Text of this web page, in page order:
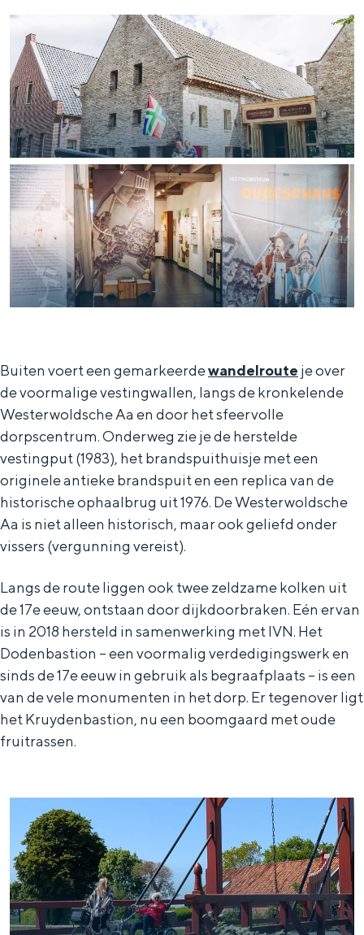
Waddenkust
Natuurgebieden
WAT TE DOEN
Bijzonder overnachten
van een molen tot overnachten in een
iglo van stro: Groningen biedt voor ieder
wat wils.
Fietsen
Wandelen
Eten & drinken
Winkelen
Overnachten
Theater, muziek en musea
REISIDEEËN
Een week in Stad en Ommeland
Een dag op pad in Groningen stad
Dagtripjes zonder auto
Buiten voert een gemarkeerdewandelroute je over
de voormalige vestingwallen, langs de kronkelende
Westerwoldsche Aa en door het sfeervolle
dorpscentrum. Onderweg zie je de herstelde
vestingput (1983), het brandspuithuisje met een
originele antieke brandspuit en een replica van de
historische ophaalbrug uit 1976. De Westerwoldsche
Aa is niet alleen historisch, maar ook geliefd onder
vissers (vergunning vereist).
Langs de route liggen ook twee zeldzame kolken uit
de 17e eeuw, ontstaan door dijkdoorbraken. Eén ervan
is in 2018 hersteld in samenwerking met IVN. Het
Dodenbastion – een voormalig verdedigingswerk en
sinds de 17e eeuw in gebruik als begraafplaats – is een
van de vele monumenten in het dorp. Er tegenover ligt
het Kruydenbastion, nu een boomgaard met oude
fruitrassen.